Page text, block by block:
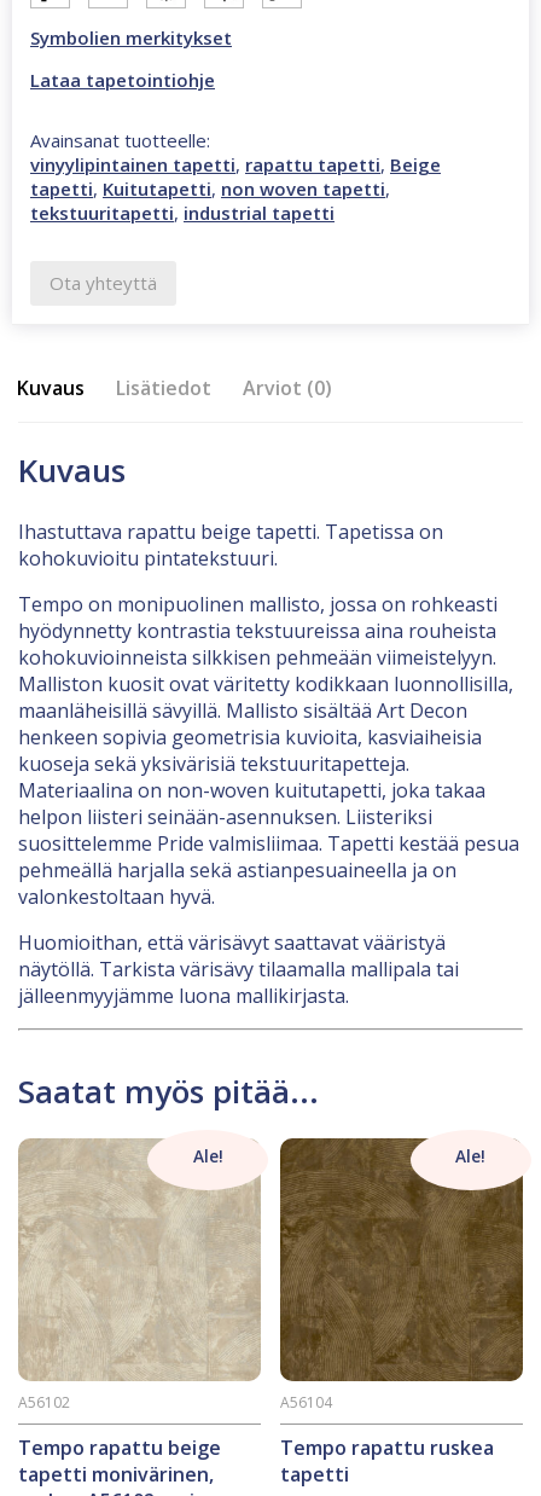
Symbolien merkitykset
Lataa tapetointiohje
Avainsanat tuotteelle:
vinyylipintainen tapetti, rapattu tapetti, Beige
tapetti, Kuitutapetti, non woven tapetti,
tekstuuritapetti, industrial tapetti
Ota yhteyttä
Kuvaus Lisätiedot Arviot (0)
Kuvaus
Ihastuttava rapattu beige tapetti. Tapetissa on
kohokuvioitu pintatekstuuri.
Tempo on monipuolinen mallisto, jossa on rohkeasti
hyödynnetty kontrastia tekstuureissa aina rouheista
kohokuvioinneista silkkisen pehmeään viimeistelyyn.
Malliston kuosit ovat väritetty kodikkaan luonnollisilla,
maanläheisillä sävyillä. Mallisto sisältää Art Decon
henkeen sopivia geometrisia kuvioita, kasviaiheisia
kuoseja sekä yksivärisiä tekstuuritapetteja.
Materiaalina on non-woven kuitutapetti, joka takaa
helpon liisteri seinään-asennuksen. Liisteriksi
suosittelemme Pride valmisliimaa. Tapetti kestää pesua
pehmeällä harjalla sekä astianpesuaineella ja on
valonkestoltaan hyvä.
Huomioithan, että värisävyt saattavat vääristyä
näytöllä. Tarkista värisävy tilaamalla mallipala tai
jälleenmyyjämme luona mallikirjasta.
Saatat myös pitää...
Ale!
Tempo rapattu beige
tapetti monivärinen,
A56102
Ale!
Tempo rapattu ruskea
tapetti
A56104